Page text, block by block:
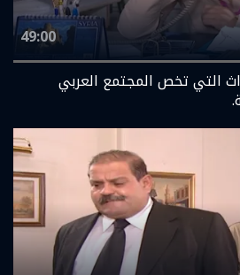
49:00
التي تخص المجتمع العربي